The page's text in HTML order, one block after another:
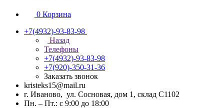
0 Корзина
+7(4932)-93-83-98
Назад
Телефоны
+7(4932)-93-83-98
+7(920)-350-31-36
Заказать звонок
kristeks15@mail.ru
г. Иваново, ул. Сосновая, дом 1, склад С1102
Пн. – Пт.: с 9:00 до 18:00